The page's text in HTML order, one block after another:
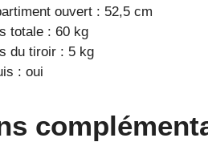
ouvert : 52,5 cm
totale : 60 kg
du tiroir : 5 kg
: oui